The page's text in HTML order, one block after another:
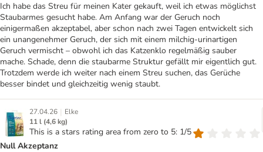
Ich habe das Streu für meinen Kater gekauft, weil ich etwas möglichst
Staubarmes gesucht habe. Am Anfang war der Geruch noch
einigermaßen akzeptabel, aber schon nach zwei Tagen entwickelt sich
ein unangenehmer Geruch, der sich mit einem milchig-urinartigen
Geruch vermischt – obwohl ich das Katzenklo regelmäßig sauber
mache. Schade, denn die staubarme Struktur gefällt mir eigentlich gut.
Trotzdem werde ich weiter nach einem Streu suchen, das Gerüche
besser bindet und gleichzeitig wenig staubt.
27.04.26 | Elke
11 l (4,6 kg)
This is a stars rating area from zero to 5: 1/5
Null Akzeptanz